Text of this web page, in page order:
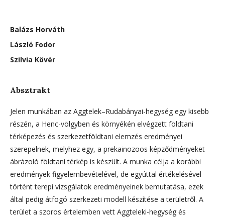
Balázs Horváth
László Fodor
Szilvia Kövér
Absztrakt
Jelen munkában az Aggtelek–Rudabányai-hegység egy kisebb
részén, a Henc-völgyben és környékén elvégzett földtani
térképezés és szerkezetföldtani elemzés eredményei
szerepelnek, melyhez egy, a prekainozoos képződményeket
ábrázoló földtani térkép is készült. A munka célja a korábbi
eredmények figyelembevételével, de egyúttal értékelésével
történt terepi vizsgálatok eredményeinek bemutatása, ezek
által pedig átfogó szerkezeti modell készítése a területről. A
terület a szoros értelemben vett Aggteleki-hegység és